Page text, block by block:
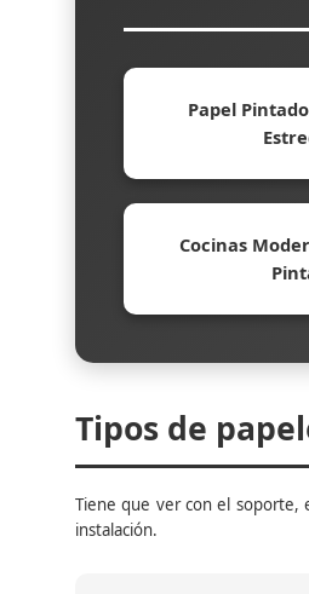
Papel
Cocinas
Tipos de
Tiene que ver con el soporte,
instalación.